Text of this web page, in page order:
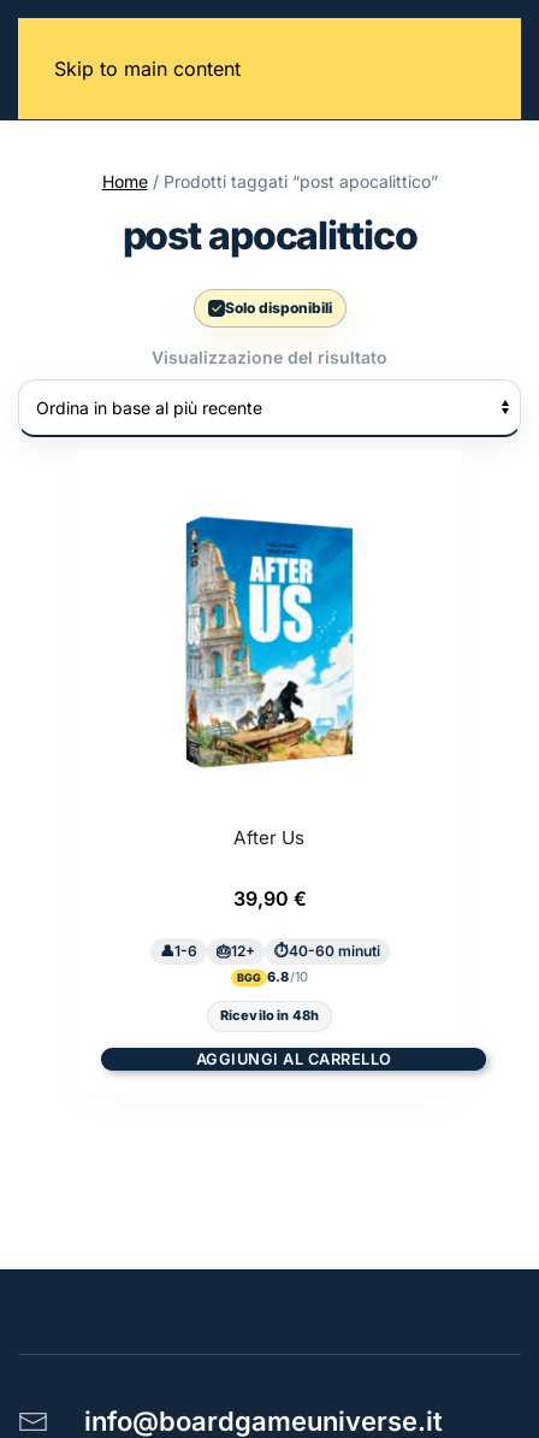
Skip to main content
Home/ Prodotti taggati “post apocalittico”
post apocalittico
Solo disponibili
Visualizzazione del risultato
After Us
39,90 €
1-6 12+ 40-60 minuti
BGG 6.8
Ricevilo in 48h
AGGIUNGI AL CARRELLO
info@boardgameuniverse.it